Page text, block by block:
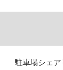
駐車場シェア